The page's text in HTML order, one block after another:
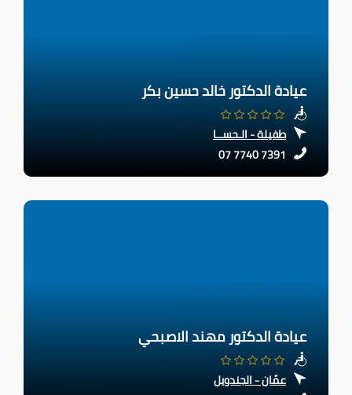
عيادة الدكتور خالد حسين بكر
طفيلة - الـحســا
07 7740 7391
عيادة الدكتور مهند الاصبحي
عمّان - الجندويل